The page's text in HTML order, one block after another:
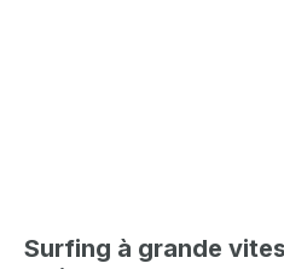
Surfing à grande